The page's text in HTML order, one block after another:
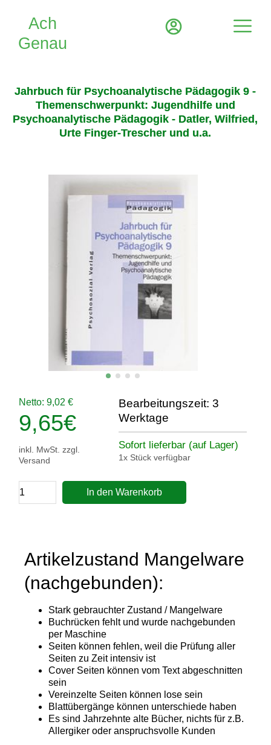
Jahrbuch für Psychoanalytische Pädagogik 9 -
Themenschwerpunkt: Jugendhilfe und
Psychoanalytische Pädagogik - Datler, Wilfried,
Urte Finger-Trescher und u.a.
Netto: 9,02 €
9,65€
inkl. MwSt. zzgl.
Versand
In den Warenkorb
Bearbeitungszeit: 3
Werktage
Sofort lieferbar (auf Lager)
1x Stück verfügbar